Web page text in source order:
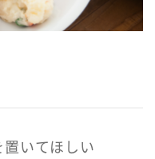
いてほしい